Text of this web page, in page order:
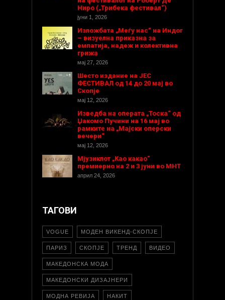
Ниро („Трибека фестивал“)
јуни 1, 2026
Изложбата „Меѓу нас“ на Индог
– визуелна приказна за
емпатија, надеж и колективна
грижа
мај 27, 2026
Шесто издание на ЈЕС
ФЕСТИВАЛ од 14 до 20 мај во
Скопје
мај 12, 2026
Изведба на операта „Тоска“ од
Џакомо Пучини на 16 мај во
рамките на „Мајски оперски
вечери“
мај 12, 2026
Мјузиклот „Као какао“
премиерно на 2 и 3 јуни во МНТ
април 24, 2026
ТАГОВИ
VOGUE МОДЕН ВИКЕНД-СКОПЈЕ
ПАРИЗ СКОПЈЕ ТРЕНД ВИДЕО
МАКЕДОНСКА МОДА
МАКЕДОНСКИ ДИЗАЈНЕРИ
МОДНА РЕВИЈА НАКИТ